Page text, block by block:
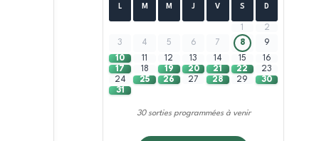
L M M J V S D
1
2
3
4 5 6 7 8
9
10
11 12 13 14 15
16
17
18 19 20 21 22
23
24
25 26 27 28 29
30
31
30 sorties programmées à venir